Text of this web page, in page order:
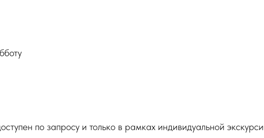
по запросу и только в рамках индивидуальной